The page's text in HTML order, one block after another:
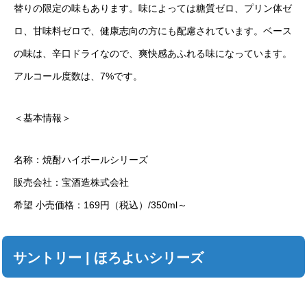
替りの限定の味もあります。味によっては糖質ゼロ、プリン体ゼ
ロ、甘味料ゼロで、健康志向の方にも配慮されています。ベース
の味は、辛口ドライなので、爽快感あふれる味になっています。
アルコール度数は、7%です。
＜基本情報＞
名称：焼酎ハイボールシリーズ
販売会社：宝酒造株式会社
希望 小売価格：169円（税込）/350ml～
サントリー | ほろよいシリーズ